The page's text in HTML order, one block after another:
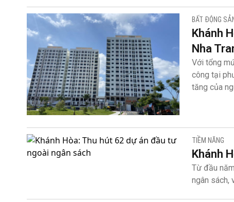
BẤT ĐỘNG
Khánh
Nha
Với tổng
công tại
tăng của
TIỀM NĂNG
Khánh
Từ đầu
ngân sách,